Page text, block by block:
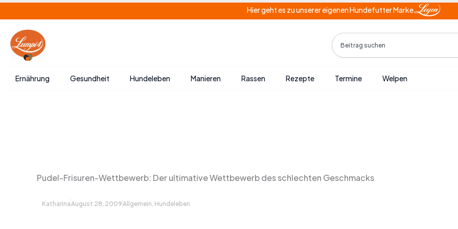
Zum
Inhalt
springen
Hier geht es zu unserer eigenen Hundefutter Marke
Search
Ernährung Gesundheit Hundeleben Manieren Rassen Rezepte Termine Welpen
Pudel-Frisuren-Wettbewerb: Der ultimative Wettbewerb des schlechten Geschmacks
KatharinaAugust 28, 2009Allgemein Hundeleben